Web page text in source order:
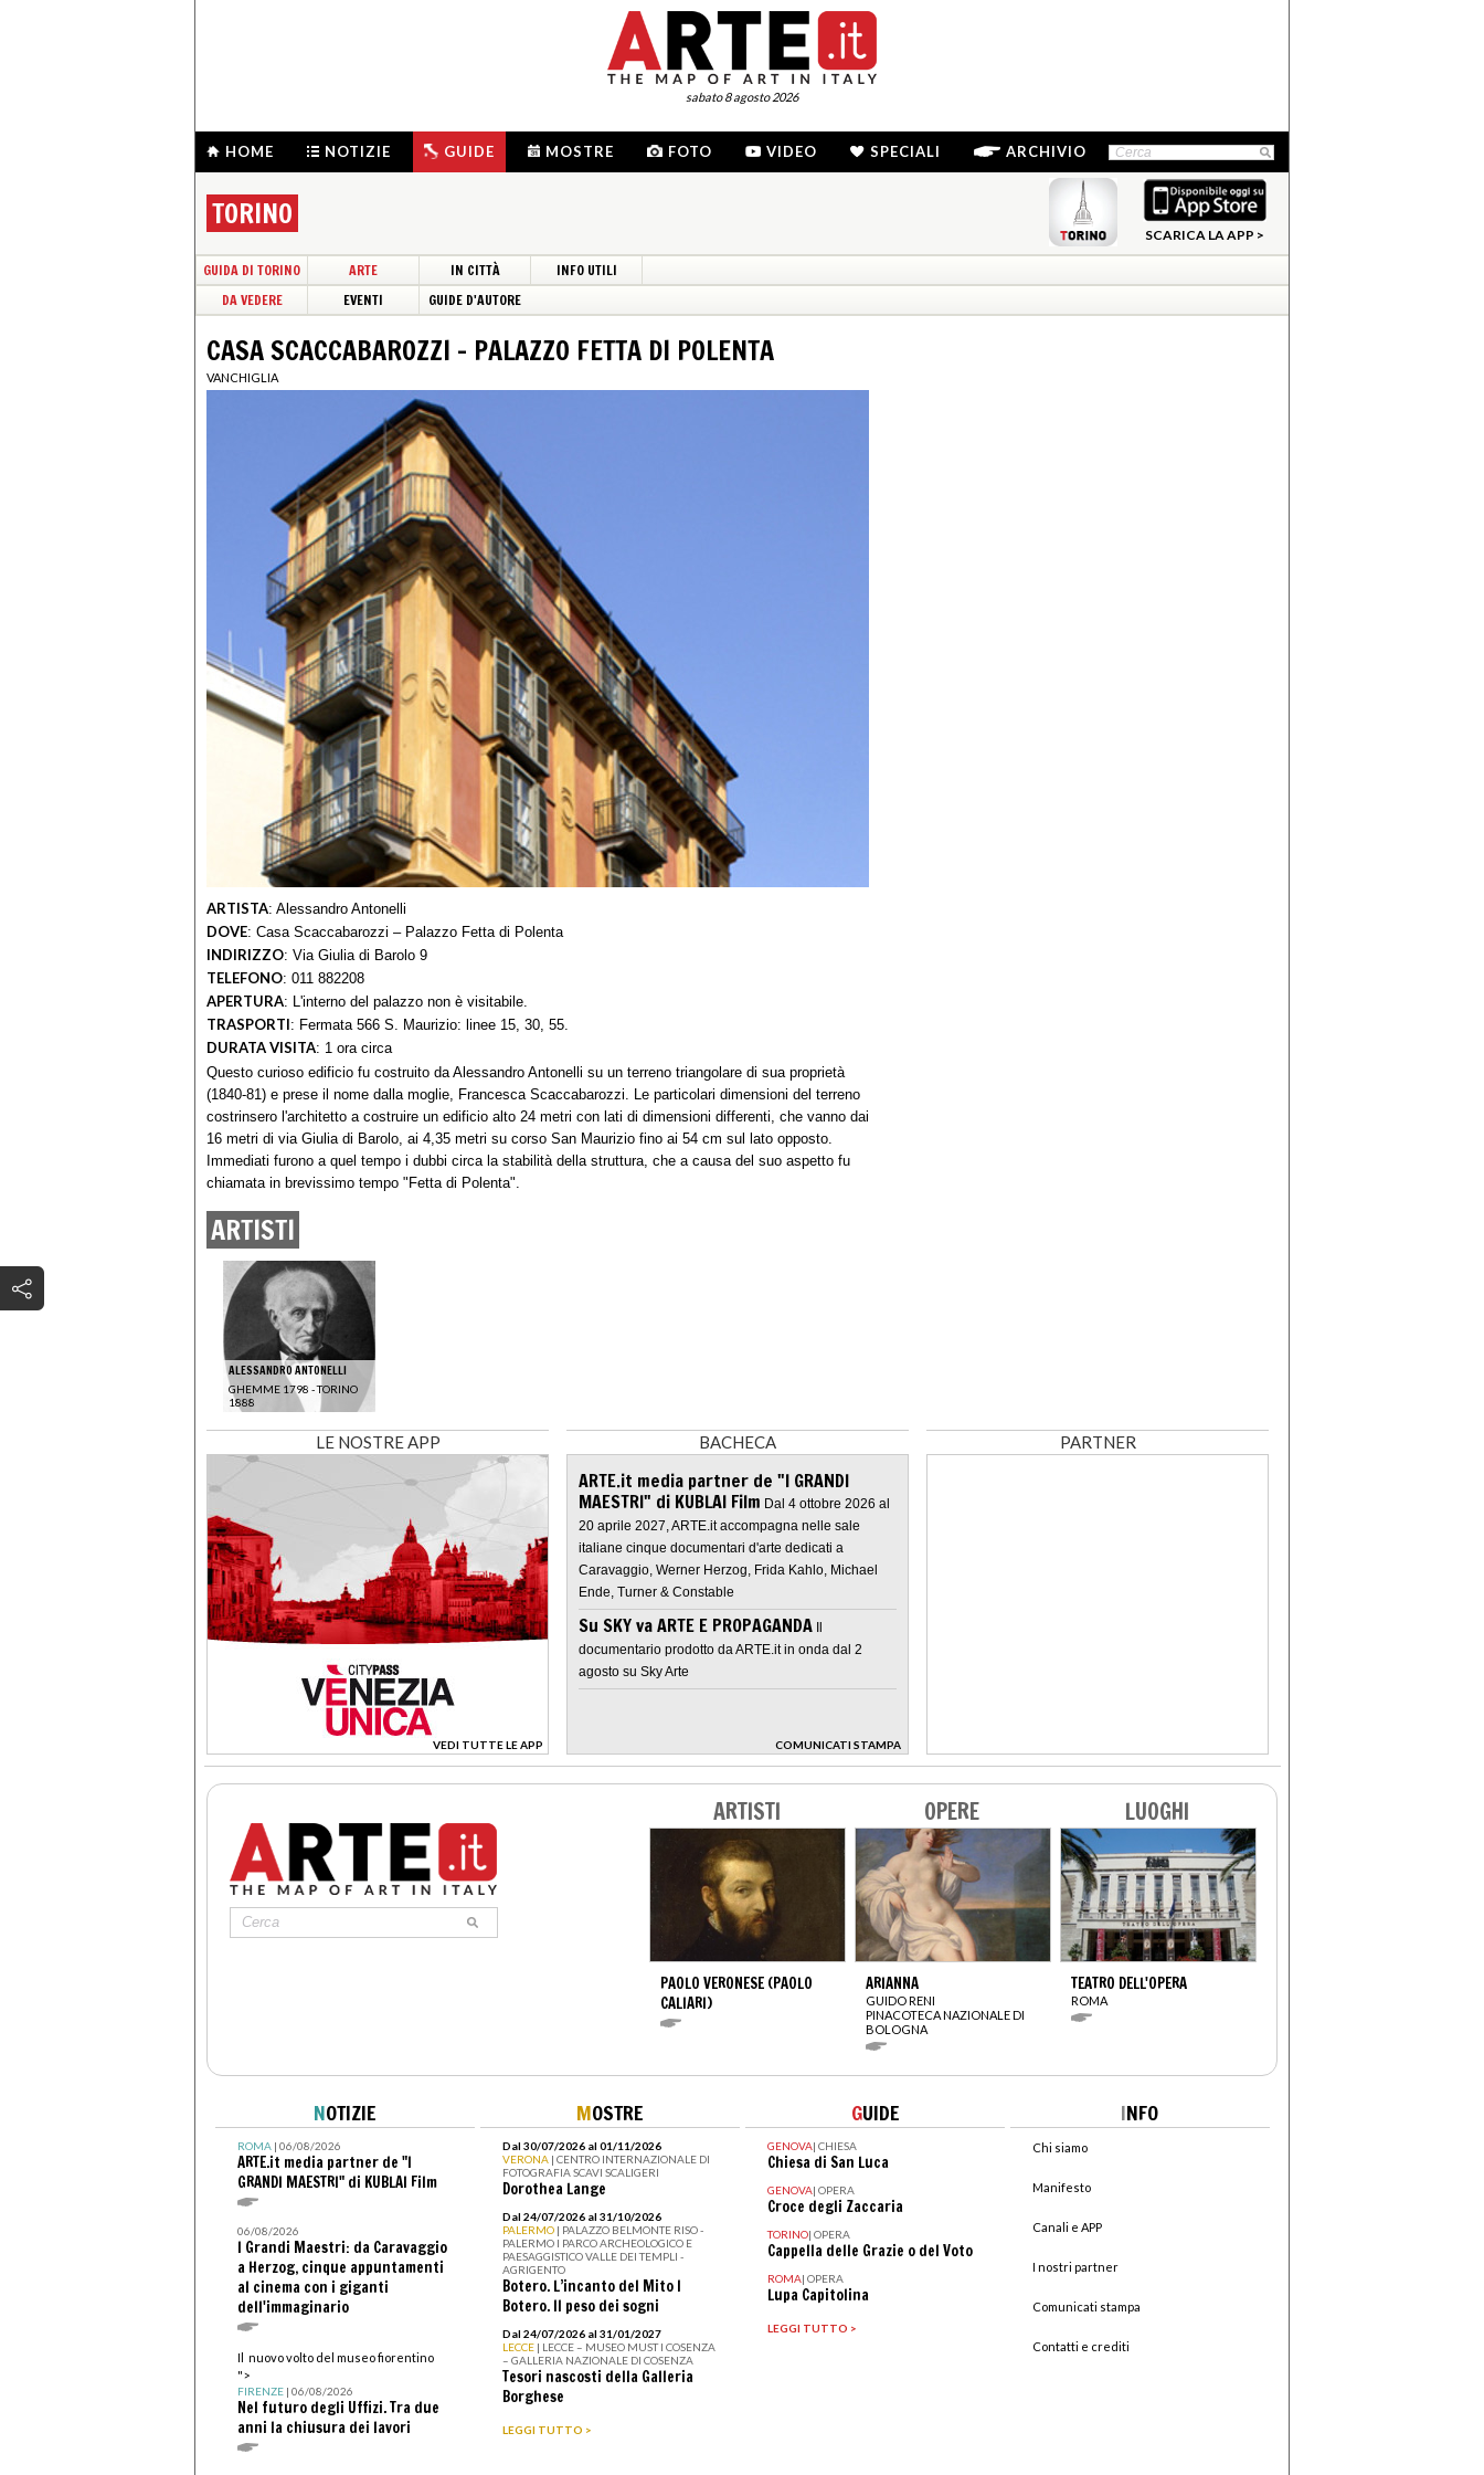
sabato 8 agosto 2026
HOME NOTIZIE GUIDE MOSTRE FOTO VIDEO SPECIALI ARCHIVIO
TORINO
SCARICA LA APP >
GUIDA DI TORINO ARTE IN CITTÀ
INFO UTILI
DA VEDERE
EVENTI GUIDE D'AUTORE
CASA SCACCABAROZZI – PALAZZO FETTA DI POLENTA
VANCHIGLIA
ARTISTA: Alessandro Antonelli
DOVE: Casa Scaccabarozzi – Palazzo Fetta di Polenta
INDIRIZZO: Via Giulia di Barolo 9
TELEFONO: 011 882208
APERTURA: L'interno del palazzo non è visitabile.
TRASPORTI: Fermata 566 S. Maurizio: linee 15, 30, 55.
DURATA VISITA: 1 ora circa
Questo curioso edificio fu costruito da Alessandro Antonelli su un terreno triangolare di sua proprietà
(1840-81) e prese il nome dalla moglie, Francesca Scaccabarozzi. Le particolari dimensioni del terreno
costrinsero l'architetto a costruire un edificio alto 24 metri con lati di dimensioni differenti, che vanno dai
16 metri di via Giulia di Barolo, ai 4,35 metri su corso San Maurizio fino ai 54 cm sul lato opposto.
Immediati furono a quel tempo i dubbi circa la stabilità della struttura, che a causa del suo aspetto fu
chiamata in brevissimo tempo "Fetta di Polenta".
ARTISTI
ALESSANDRO ANTONELLI
GHEMME 1798 - TORINO
1888
LE NOSTRE APP
VEDI TUTTE LE APP
>
BACHECA
ARTE.it media partner de "I GRANDI
MAESTRI" di KUBLAI Film Dal 4 ottobre 2026 al
20 aprile 2027, ARTE.it accompagna nelle sale
italiane cinque documentari d'arte dedicati a
Caravaggio, Werner Herzog, Frida Kahlo, Michael
Ende, Turner & Constable
Su SKY va ARTE E PROPAGANDA Il
documentario prodotto da ARTE.it in onda dal 2
agosto su Sky Arte
COMUNICATI STAMPA
>
PARTNER
ARTISTI
PAOLO VERONESE (PAOLO
CALIARI)
OPERE
ARIANNA
GUIDO RENI
PINACOTECA NAZIONALE DI
BOLOGNA
LUOGHI
TEATRO DELL'OPERA
ROMA
NOTIZIE
ROMA| 06/08/2026
ARTE.it media partner de "I
GRANDI MAESTRI" di KUBLAI Film
06/08/2026
I Grandi Maestri: da Caravaggio
a Herzog, cinque appuntamenti
al cinema con i giganti
dell'immaginario
Il nuovo volto del museo fiorentino
">
FIRENZE| 06/08/2026
Nel futuro degli Uffizi. Tra due
anni la chiusura dei lavori
MOSTRE
Dal 30/07/2026 al 01/11/2026
VERONA | CENTRO INTERNAZIONALE DI
FOTOGRAFIA SCAVI SCALIGERI
Dorothea Lange
Dal 24/07/2026 al 31/10/2026
PALERMO | PALAZZO BELMONTE RISO -
PALERMO I PARCO ARCHEOLOGICO E
PAESAGGISTICO VALLE DEI TEMPLI -
AGRIGENTO
Botero. L’incanto del Mito I
Botero. Il peso dei sogni
Dal 24/07/2026 al 31/01/2027
LECCE | LECCE – MUSEO MUST I COSENZA
– GALLERIA NAZIONALE DI COSENZA
Tesori nascosti della Galleria
Borghese
LEGGI TUTTO >
GUIDE
GENOVA| CHIESA
Chiesa di San Luca
GENOVA| OPERA
Croce degli Zaccaria
TORINO| OPERA
Cappella delle Grazie o del Voto
ROMA| OPERA
Lupa Capitolina
LEGGI TUTTO >
INFO
Chi siamo
Manifesto
Canali e APP
I nostri partner
Comunicati stampa
Contatti e crediti